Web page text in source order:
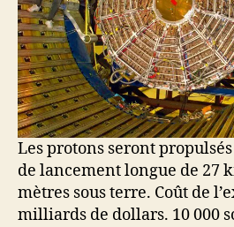
Les protons seront
de lancement longue de 27
mètres sous terre. Coût de
milliards de dollars. 10 000